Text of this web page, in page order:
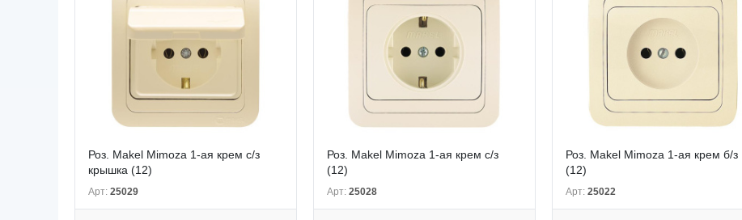
Роз. Makel Mimoza 1-ая крем с/з
крышка (12)
Арт: 25029
Роз. Makel Mimoza 1-ая крем с/з
(12)
Арт: 25028
Роз. Makel Mimoza 1-ая крем б/з
(12)
Арт: 25022